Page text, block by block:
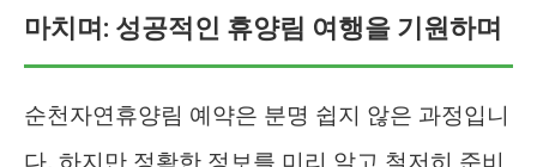
마치며: 성공적인 휴양림 여행을 기원하며
순천자연휴양림 예약은 분명 쉽지 않은 과정입니
다. 하지만 정확한 정보를 미리 알고 철저히 준비